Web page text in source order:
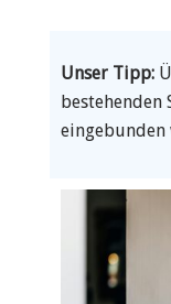
Unser Tipp:
bestehenden
eingebunden